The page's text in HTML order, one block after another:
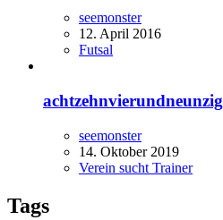
seemonster
12. April 2016
Futsal
achtzehnvierundneunzig
seemonster
14. Oktober 2019
Verein sucht Trainer
Tags